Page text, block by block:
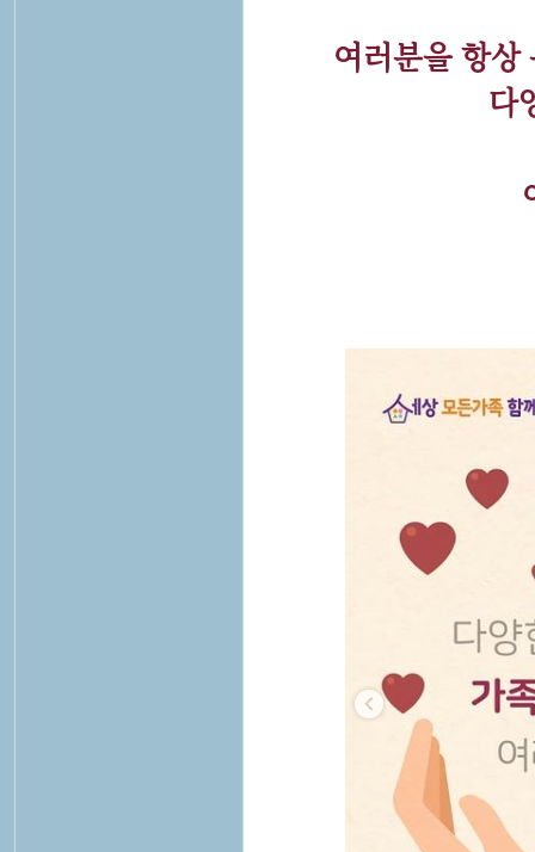
여러분을 항
다